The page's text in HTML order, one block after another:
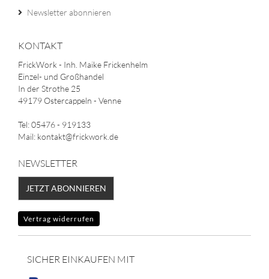
Newsletter abonnieren
KONTAKT
FrickWork - Inh. Maike Frickenhelm
Einzel- und Großhandel
In der Strothe 25
49179 Ostercappeln - Venne
Tel: 05476 - 919133
Mail: kontakt@frickwork.de
NEWSLETTER
JETZT ABONNIEREN
Vertrag widerrufen
SICHER EINKAUFEN MIT